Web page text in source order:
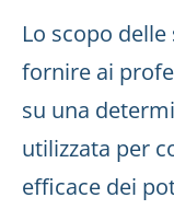
Lo scopo
fornire ai
su una
utilizzata per
efficace dei